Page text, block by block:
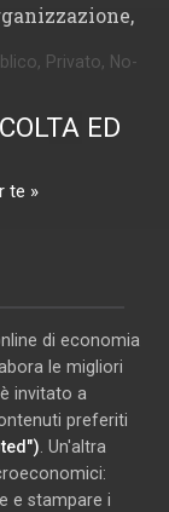
Privato, No-
ED
te »
di economia
le migliori
invitato a
preferiti
. Un'altra
e stampare i